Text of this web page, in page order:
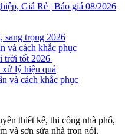
Giá Rẻ | Báo giá 08/2026
sang trọng 2026
và cách khắc phục
trời tốt 2026
xử lý hiệu quả
và cách khắc phục
thiết kế, thi công nhà phố,
và sơn sửa nhà trọn gói.